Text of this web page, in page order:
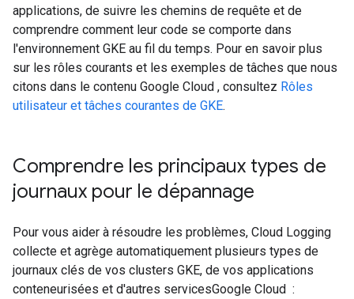
applications, de suivre les chemins de requête et de
comprendre comment leur code se comporte dans
l'environnement GKE au fil du temps. Pour en savoir plus
sur les rôles courants et les exemples de tâches que nous
citons dans le contenu Google Cloud , consultez Rôles
utilisateur et tâches courantes de GKE.
Comprendre les principaux types de
journaux pour le dépannage
Pour vous aider à résoudre les problèmes, Cloud Logging
collecte et agrège automatiquement plusieurs types de
journaux clés de vos clusters GKE, de vos applications
conteneurisées et d'autres servicesGoogle Cloud :